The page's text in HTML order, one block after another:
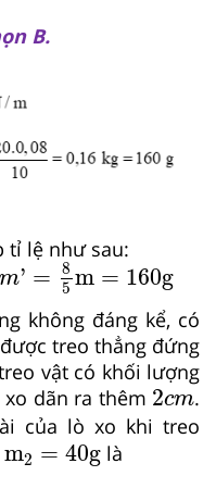
B.
tỉ lệ như sau:
m' =
8
5 m = 160g
'=8 5m=160 g
không đáng kể, có
được treo thẳng đứng
vật có khối lượng
dãn ra thêm 2cm
2cm.
của lò xo khi treo
m2 = 40g
m2=40g là